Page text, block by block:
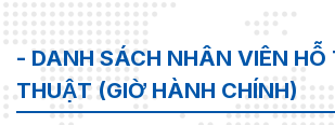
- DANH SÁCH NHÂN VIÊN HỖ
THUẬT (GIỜ HÀNH CHÍNH)